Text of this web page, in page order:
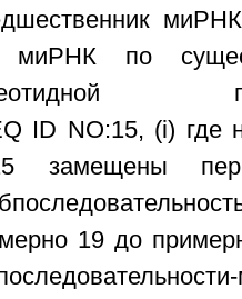
миРНК по
ID NO:15, (i) где
замещены
19 до